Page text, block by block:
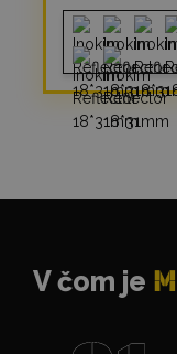
V čom je